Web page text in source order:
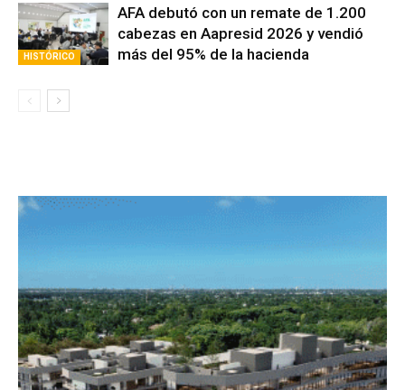
HISTÓRICO
AFA debutó con un remate de 1.200
cabezas en Aapresid 2026 y vendió
más del 95% de la hacienda